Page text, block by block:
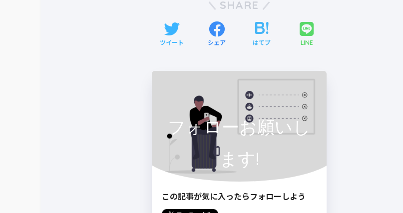
SHARE
ツイート シェア はてブ LINE
フォローお願いし
ます!
この記事が気に入ったらフォローしよう